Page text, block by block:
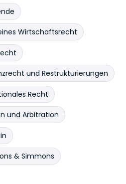
Wirtschaftsrecht
und Restrukturierungen
Recht
und Arbitration
& Simmons